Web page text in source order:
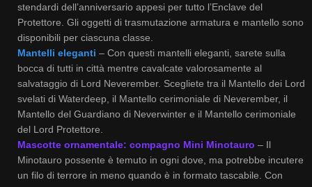
stendardi dell’anniversario appesi per tutto l’Enclave del
Protettore. Gli oggetti di trasmutazione armatura e mantello sono
disponibili per ciascuna classe.
Mantelli eleganti – Con questi mantelli eleganti, sarete sulla
bocca di tutti in città mentre cavalcate valorosamente al
salvataggio di Lord Neverember. Scegliete tra il Mantello dei Lord
svelati di Waterdeep, il Mantello cerimoniale di Neverember, il
Mantello del Guardiano di Neverwinter e il Mantello cerimoniale
del Lord Protettore.
Mascotte ornamentale: compagno Mini Minotauro – Il
Minotauro possente è temuto in ogni dove, ma potrebbe incutere
un filo di terrore in meno quando è in formato tascabile. Con